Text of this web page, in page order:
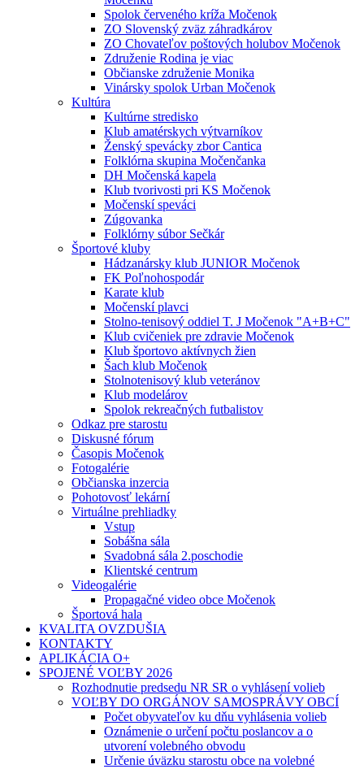
Spolok červeného kríža Močenok
ZO Slovenský zväz záhradkárov
ZO Chovateľov poštových holubov Močenok
Združenie Rodina je viac
Občianske združenie Monika
Vinársky spolok Urban Močenok
Kultúra
Kultúrne stredisko
Klub amatérskych výtvarníkov
Ženský spevácky zbor Cantica
Folklórna skupina Močenčanka
DH Močenská kapela
Klub tvorivosti pri KS Močenok
Močenskí speváci
Zúgovanka
Folklórny súbor Sečkár
Športové kluby
Hádzanársky klub JUNIOR Močenok
FK Poľnohospodár
Karate klub
Močenskí plavci
Stolno-tenisový oddiel T. J Močenok "A+B+C"
Klub cvičeniek pre zdravie Močenok
Klub športovo aktívnych žien
Šach klub Močenok
Stolnotenisový klub veteránov
Klub modelárov
Spolok rekreačných futbalistov
Odkaz pre starostu
Diskusné fórum
Časopis Močenok
Fotogalérie
Občianska inzercia
Pohotovosť lekární
Virtuálne prehliadky
Vstup
Sobášna sála
Svadobná sála 2.poschodie
Klientské centrum
Videogalérie
Propagačné video obce Močenok
Športová hala
KVALITA OVZDUŠIA
KONTAKTY
APLIKÁCIA O+
SPOJENÉ VOĽBY 2026
Rozhodnutie predsedu NR SR o vyhlásení volieb
VOĽBY DO ORGÁNOV SAMOSPRÁVY OBCÍ
Počet obyvateľov ku dňu vyhlásenia volieb
Oznámenie o určení počtu poslancov a o
utvorení volebného obvodu
Určenie úväzku starostu obce na volebné